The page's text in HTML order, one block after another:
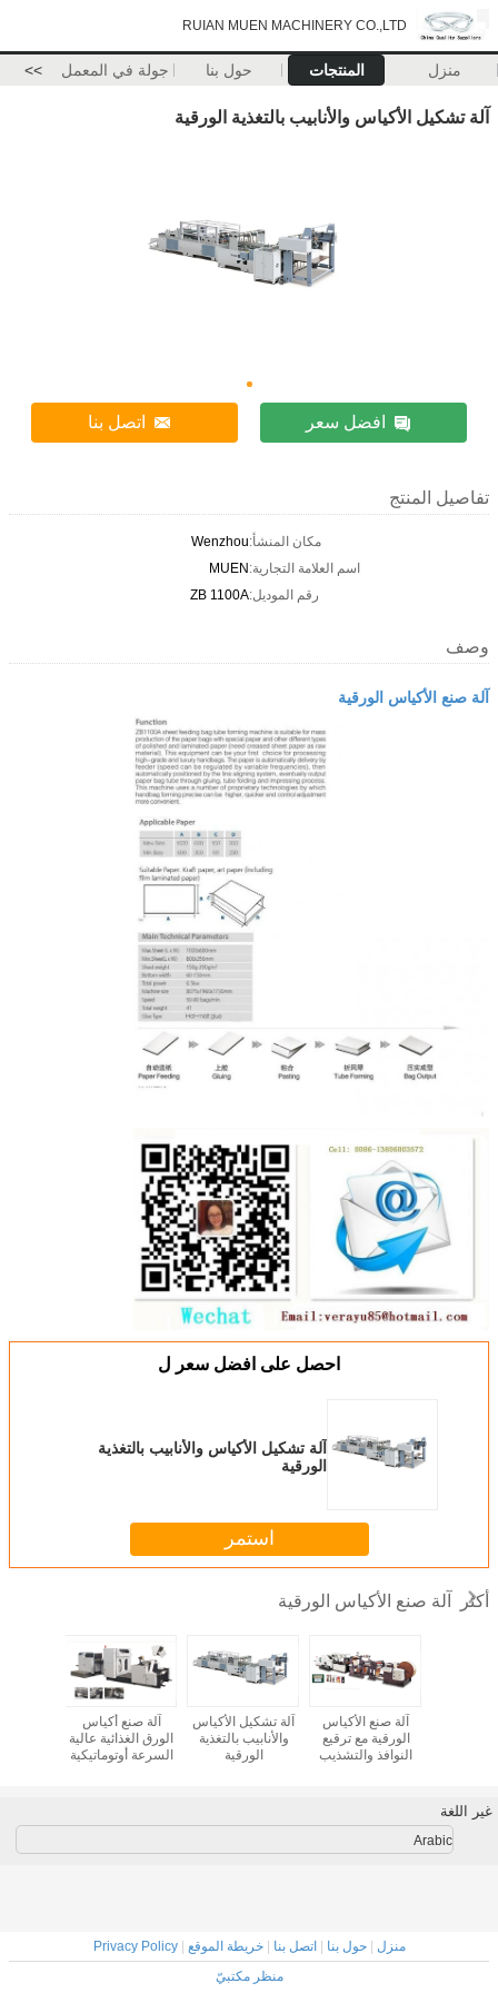
RUIAN MUEN MACHINERY CO.,LTD
منزل المنتجات حول بنا جولة في المعمل >>
آلة تشكيل الأكياس والأنابيب بالتغذية الورقية
افضل سعر اتصل بنا
تفاصيل المنتج
مكان المنشأ:Wenzhou
اسم العلامة التجارية:MUEN
رقم الموديل:ZB 1100A
وصف
آلة صنع الأكياس الورقية
احصل على افضل سعر ل
آلة تشكيل الأكياس والأنابيب بالتغذية
الورقية
استمر
أكثر آلة صنع الأكياس الورقية
آلة صنع أكياس
الورق الغذائية عالية
السرعة أوتوماتيكية
آلة تشكيل الأكياس
والأنابيب بالتغذية
الورقية
آلة صنع الأكياس
الورقية مع ترقيع
النوافذ والتشذيب
غير اللغة
Arabic
منزل |حول بنا |اتصل بنا |خريطة الموقع |
Privacy Policy
منظر مكتبيّ